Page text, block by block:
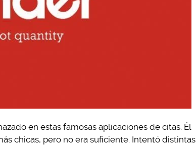
en estas famosas aplicaciones de citas. Él
chicas, pero no era suficiente. Intentó distintas